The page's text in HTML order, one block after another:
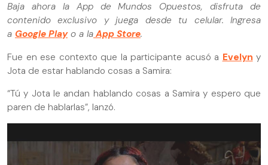
Baja ahora la App de Mundos Opuestos, disfruta de
contenido exclusivo y juega desde tu celular. Ingresa
a Google Playo a laApp Store.
Fue en ese contexto que la participante acusó a Evelyn y
Jota de estar hablando cosas a Samira:
“Tú y Jota le andan hablando cosas a Samira y espero que
paren de hablarlas”, lanzó.